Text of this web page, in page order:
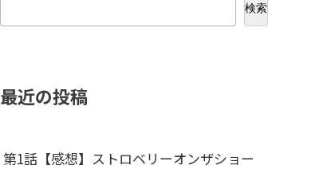
検索
最近の投稿
第1話【感想】ストロベリーオンザショー